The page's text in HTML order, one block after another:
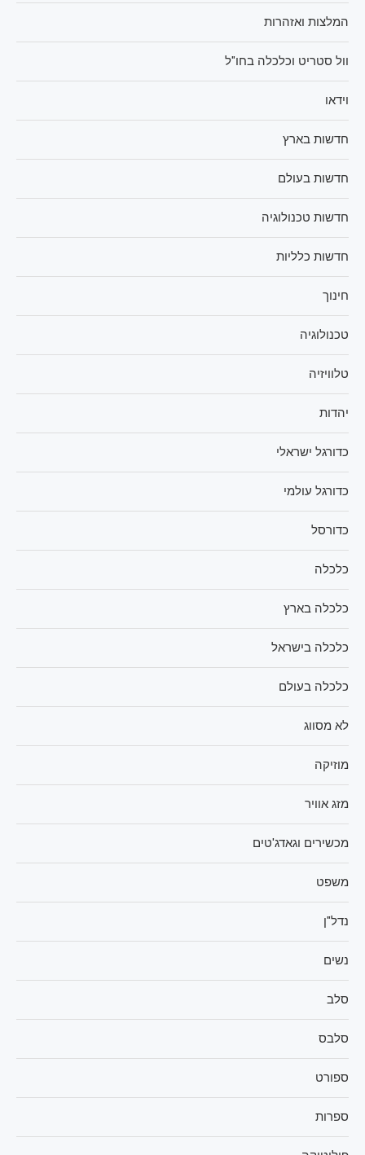
המלצות ואזהרות
וול סטריט וכלכלה בחו"ל
וידאו
חדשות בארץ
חדשות בעולם
חדשות טכנולוגיה
חדשות כלליות
חינוך
טכנולוגיה
טלוויזיה
יהדות
כדורגל ישראלי
כדורגל עולמי
כדורסל
כלכלה
כלכלה בארץ
כלכלה בישראל
כלכלה בעולם
לא מסווג
מוזיקה
מזג אוויר
מכשירים וגאדג'טים
משפט
נדל"ן
נשים
סלב
סלבס
ספורט
ספרות